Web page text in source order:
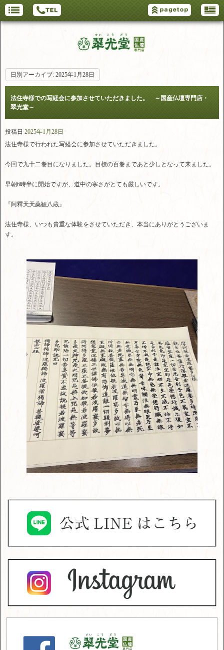
日別アーカイブ: 2025年1月28日
法住寺様での写経会に参加させていただきました。 ～国産仏壇専門店・
翠光堂～
投稿日 2025年1月28日
法住寺様で行われた写経会に参加させていただきました。
今回で九十二巻目になりました。目標の百巻まであと少しとなって来ました。
早朝6時半に開始ですが、道中の寒さがとても厳しいです。
『阿釋天天薬観八蔵』
法住寺様、いつも貴重な体験をさせていただき、本当にありがとうございま
す。